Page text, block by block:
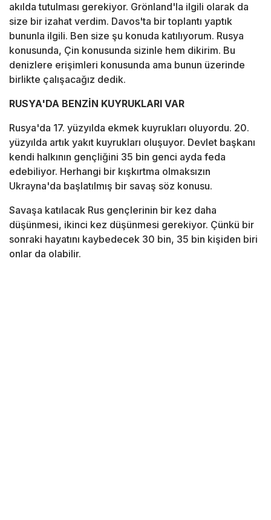
akılda tutulması gerekiyor. Grönland'la ilgili olarak da
size bir izahat verdim. Davos'ta bir toplantı yaptık
bununla ilgili. Ben size şu konuda katılıyorum. Rusya
konusunda, Çin konusunda sizinle hem dikirim. Bu
denizlere erişimleri konusunda ama bunun üzerinde
birlikte çalışacağız dedik.
RUSYA'DA BENZİN KUYRUKLARI VAR
Rusya'da 17. yüzyılda ekmek kuyrukları oluyordu. 20.
yüzyılda artık yakıt kuyrukları oluşuyor. Devlet başkanı
kendi halkının gençliğini 35 bin genci ayda feda
edebiliyor. Herhangi bir kışkırtma olmaksızın
Ukrayna'da başlatılmış bir savaş söz konusu.
Savaşa katılacak Rus gençlerinin bir kez daha
düşünmesi, ikinci kez düşünmesi gerekiyor. Çünkü bir
sonraki hayatını kaybedecek 30 bin, 35 bin kişiden biri
onlar da olabilir.